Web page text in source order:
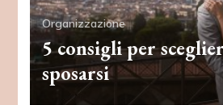
Organizzazione
5 consigli per
sposarsi